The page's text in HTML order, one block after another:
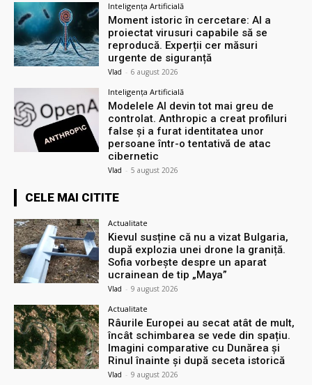
Inteligența Artificială
Moment istoric în cercetare: AI a
proiectat virusuri capabile să se
reproducă. Experții cer măsuri
urgente de siguranță
Vlad - 6 august 2026
Inteligența Artificială
Modelele AI devin tot mai greu de
controlat. Anthropic a creat profiluri
false și a furat identitatea unor
persoane într-o tentativă de atac
cibernetic
Vlad - 5 august 2026
CELE MAI CITITE
Actualitate
Kievul susține că nu a vizat Bulgaria,
după explozia unei drone la graniță.
Sofia vorbește despre un aparat
ucrainean de tip „Maya”
Vlad - 9 august 2026
Actualitate
Râurile Europei au secat atât de mult,
încât schimbarea se vede din spațiu.
Imagini comparative cu Dunărea și
Rinul înainte și după seceta istorică
Vlad - 9 august 2026